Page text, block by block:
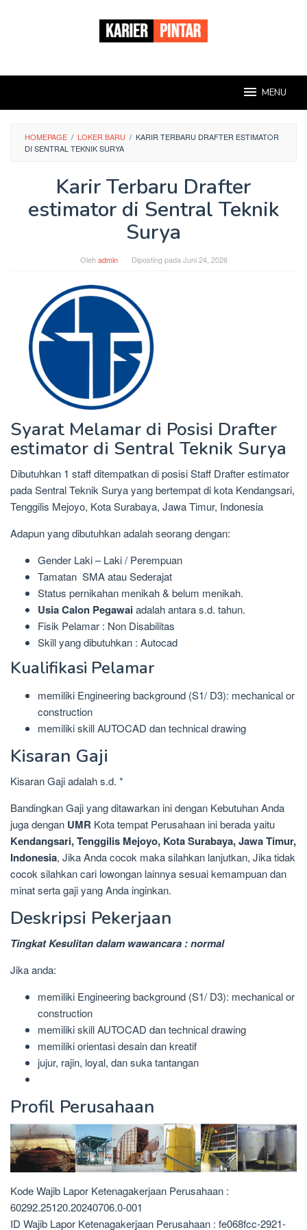
MENU
HOMEPAGE / LOKER BARU / KARIR TERBARU DRAFTER ESTIMATOR
DI SENTRAL TEKNIK SURYA
Karir Terbaru Drafter
estimator di Sentral Teknik
Surya
Olehadmin Diposting pada Juni 24, 2026
Syarat Melamar di Posisi Drafter
estimator di Sentral Teknik Surya
Dibutuhkan 1 staff ditempatkan di posisi Staff Drafter estimator
pada Sentral Teknik Surya yang bertempat di kota Kendangsari,
Tenggilis Mejoyo, Kota Surabaya, Jawa Timur, Indonesia
Adapun yang dibutuhkan adalah seorang dengan:
Gender Laki – Laki / Perempuan
Tamatan SMA atau Sederajat
Status pernikahan menikah & belum menikah.
Usia Calon Pegawaiadalah antara s.d. tahun.
Fisik Pelamar : Non Disabilitas
Skill yang dibutuhkan : Autocad
Kualifikasi Pelamar
memiliki Engineering background (S1/ D3): mechanical or
construction
memiliki skill AUTOCAD dan technical drawing
Kisaran Gaji
Kisaran Gaji adalah s.d. *
Bandingkan Gaji yang ditawarkan ini dengan Kebutuhan Anda
juga dengan UMR Kota tempat Perusahaan ini berada yaitu
Kendangsari, Tenggilis Mejoyo, Kota Surabaya, Jawa Timur,
Indonesia, Jika Anda cocok maka silahkan lanjutkan, Jika tidak
cocok silahkan cari lowongan lainnya sesuai kemampuan dan
minat serta gaji yang Anda inginkan.
Deskripsi Pekerjaan
Tingkat Kesulitan dalam wawancara : normal
Jika anda:
memiliki Engineering background (S1/ D3): mechanical or
construction
memiliki skill AUTOCAD dan technical drawing
memiliki orientasi desain dan kreatif
jujur, rajin, loyal, dan suka tantangan
Profil Perusahaan
Kode Wajib Lapor Ketenagakerjaan Perusahaan :
60292.25120.20240706.0-001
ID Wajib Lapor Ketenagakerjaan Perusahaan : fe068fcc-2921-